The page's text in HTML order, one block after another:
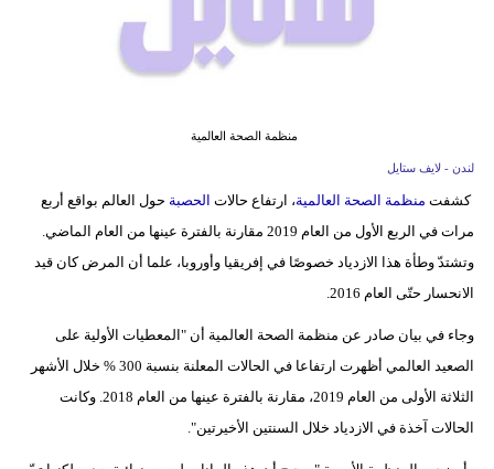
منظمة الصحة العالمية
لندن - لايف ستايل
كشفت منظمة الصحة العالمية، ارتفاع حالات الحصبة حول العالم بواقع أربع
مرات في الربع الأول من العام 2019 مقارنة بالفترة عينها من العام الماضي.
وتشتدّ وطأة هذا الازدياد خصوصًا في إفريقيا وأوروبا، علما أن المرض كان قيد
الانحسار حتّى العام 2016.
وجاء في بيان صادر عن منظمة الصحة العالمية أن "المعطيات الأولية على
الصعيد العالمي أظهرت ارتفاعا في الحالات المعلنة بنسبة 300 % خلال الأشهر
الثلاثة الأولى من العام 2019، مقارنة بالفترة عينها من العام 2018. وكانت
الحالات آخذة في الازدياد خلال السنتين الأخيرتين".